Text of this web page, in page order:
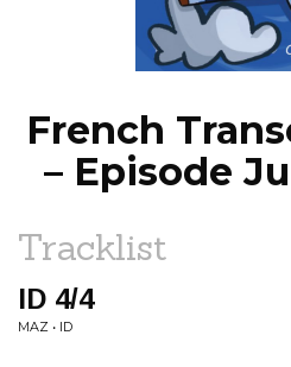
French
– Episode
Tracklist
ID 4/4
MAZ • ID